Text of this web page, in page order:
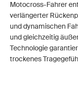
Motocross-Fahrer
verlängerter
und dynamischen
und gleichzeitig
Technologie
trockenes